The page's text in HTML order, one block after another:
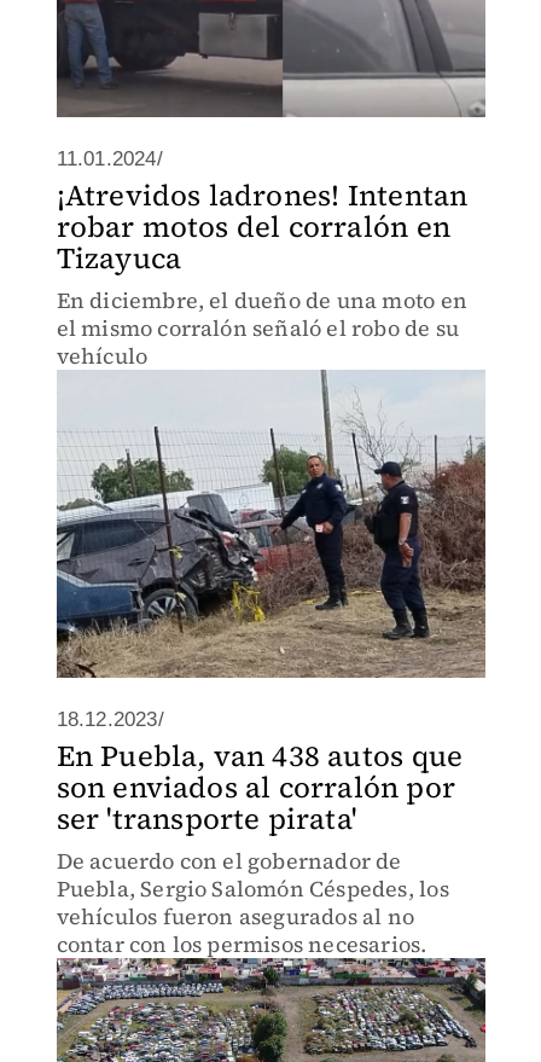
11.01.2024/
¡Atrevidos ladrones! Intentan
robar motos del corralón en
Tizayuca
En diciembre, el dueño de una moto en
el mismo corralón señaló el robo de su
vehículo
18.12.2023/
En Puebla, van 438 autos que
son enviados al corralón por
ser 'transporte pirata'
De acuerdo con el gobernador de
Puebla, Sergio Salomón Céspedes, los
vehículos fueron asegurados al no
contar con los permisos necesarios.